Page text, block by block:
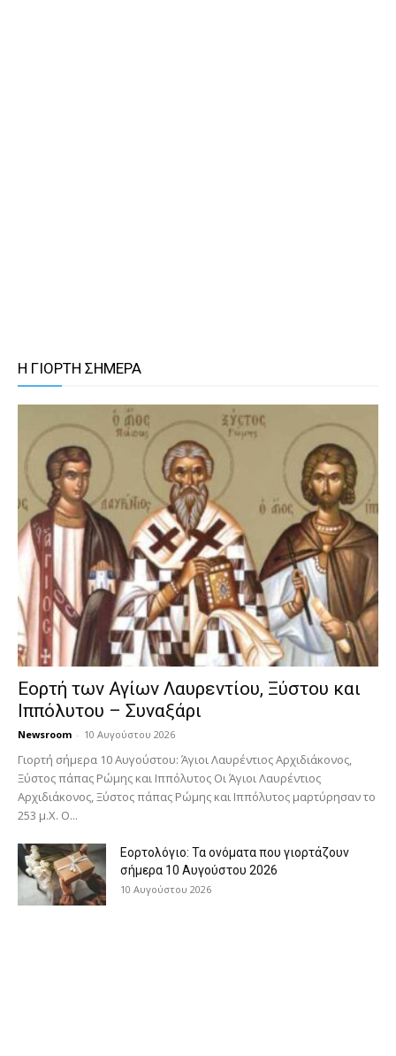
Η ΓΙΟΡΤΗ ΣΗΜΕΡΑ
Εορτή των Αγίων Λαυρεντίου, Ξύστου και
Ιππόλυτου – Συναξάρι
Newsroom - 10 Αυγούστου 2026
Γιορτή σήμερα 10 Αυγούστου: Άγιοι Λαυρέντιος Αρχιδιάκονος,
Ξύστος πάπας Ρώμης και Ιππόλυτος Οι Άγιοι Λαυρέντιος
Αρχιδιάκονος, Ξύστος πάπας Ρώμης και Ιππόλυτος μαρτύρησαν το
253 μ.Χ. Ο...
Εορτολόγιο: Τα ονόματα που γιορτάζουν
σήμερα 10 Αυγούστου 2026
10 Αυγούστου 2026